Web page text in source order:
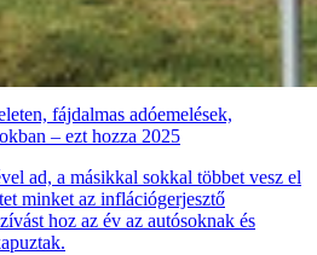
fájdalmas adóemelések,
– ezt hozza 2025
ad, a másikkal sokkal többet vesz el
minket az inflációgerjesztő
hoz az év az autósoknak és